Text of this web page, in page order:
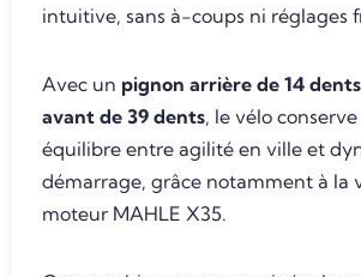
intuitive, sans à-coups ni réglages
Avec un pignon arrière de 14 dents
avant de 39 dents, le vélo
équilibre entre agilité en ville et
démarrage, grâce notamment à la
moteur MAHLE X35.